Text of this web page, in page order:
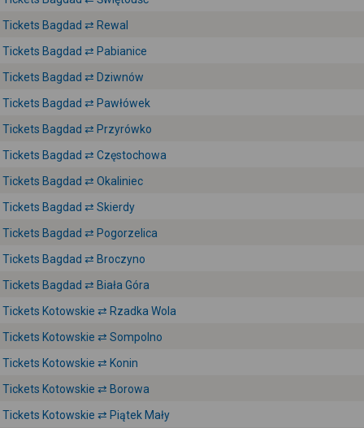
Tickets Bagdad ⇄ Rewal
Tickets Bagdad ⇄ Pabianice
Tickets Bagdad ⇄ Dziwnów
Tickets Bagdad ⇄ Pawłówek
Tickets Bagdad ⇄ Przyrówko
Tickets Bagdad ⇄ Częstochowa
Tickets Bagdad ⇄ Okaliniec
Tickets Bagdad ⇄ Skierdy
Tickets Bagdad ⇄ Pogorzelica
Tickets Bagdad ⇄ Broczyno
Tickets Bagdad ⇄ Biała Góra
Tickets Kotowskie ⇄ Rzadka Wola
Tickets Kotowskie ⇄ Sompolno
Tickets Kotowskie ⇄ Konin
Tickets Kotowskie ⇄ Borowa
Tickets Kotowskie ⇄ Piątek Mały